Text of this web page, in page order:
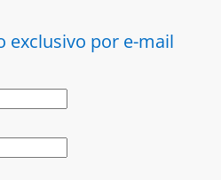
exclusivo por e-mail